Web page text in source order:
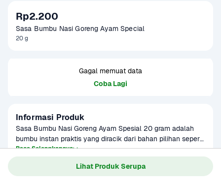
Lihat Produk Serupa
Rp2.200
Sasa Bumbu Nasi Goreng Ayam Special
20 g
Gagal memuat data
Coba Lagi
Informasi Produk
Sasa Bumbu Nasi Goreng Ayam Spesial 20 gram adalah
bumbu instan praktis yang diracik dari bahan pilihan seperti
ekstrak ayam dan daun bawang kering, menghadirkan cita
rasa nasi goreng ayam yang lezat dan autentik khas
Indonesia. Cukup tumis dengan nasi putih tanpa perlu
Baca Selengkapnya
Kategori
Bumbu & Saus
3-8 bulan